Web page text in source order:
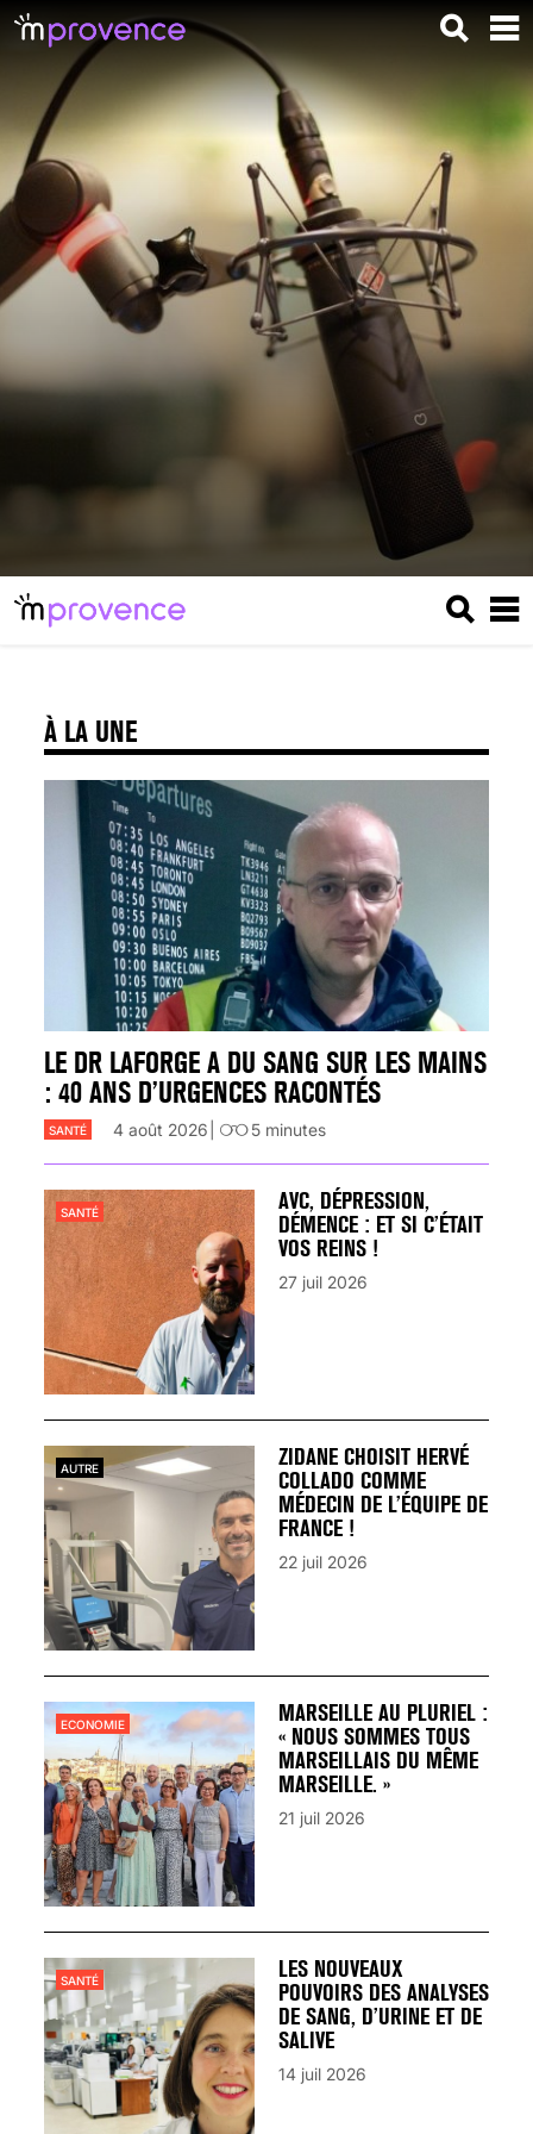
À LA UNE
LE DR LAFORGE A DU SANG SUR LES MAINS
: 40 ANS D’URGENCES RACONTÉS
SANTÉ 4 août 2026 5 minutes
AVC, DÉPRESSION,
DÉMENCE : ET SI C’ÉTAIT
VOS REINS !
SANTÉ
27 juil 2026
ZIDANE CHOISIT HERVÉ
COLLADO COMME
MÉDECIN DE L’ÉQUIPE DE
FRANCE !
AUTRE
22 juil 2026
MARSEILLE AU PLURIEL :
« NOUS SOMMES TOUS
MARSEILLAIS DU MÊME
MARSEILLE. »
ECONOMIE
21 juil 2026
LES NOUVEAUX
POUVOIRS DES ANALYSES
DE SANG, D’URINE ET DE
SALIVE
SANTÉ
14 juil 2026